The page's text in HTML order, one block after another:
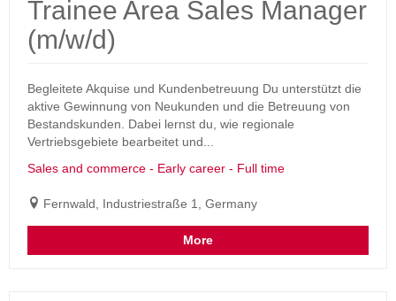
Trainee Area Sales Manager
(m/w/d)
Begleitete Akquise und Kundenbetreuung Du unterstützt die
aktive Gewinnung von Neukunden und die Betreuung von
Bestandskunden. Dabei lernst du, wie regionale
Vertriebsgebiete bearbeitet und...
Sales and commerce - Early career - Full time
Fernwald, Industriestraße 1, Germany
More